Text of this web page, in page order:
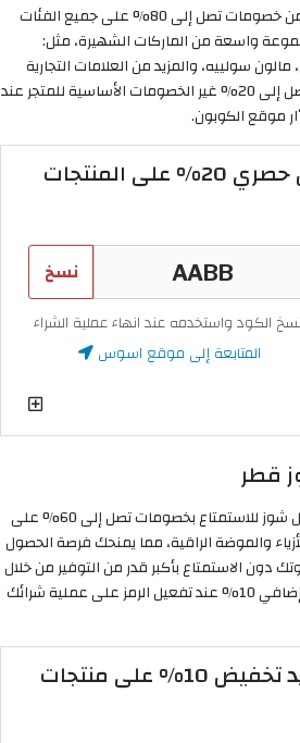
إليك أبرز ما يقدمه متجر اسوس قطر خلال تخفيضات الجمعة البيضاء 2026 من خصومات تصل إلى 80% على جميع الفئات
واسعة من الماركات الشهيرة، مثل:
سولييه، والمزيد من العلامات التجارية
الرائدة في مجال الأزياء، مع فرصة الحصول على خصم إضافي على طلبك يصل إلى 20% غير الخصومات الأساسية للمتجر عند
موقع الكوبون.
كود خصم اسوس 2026: تخفيض حصري 20% على المنتجات
نسخ
الكود واستخدمه عند انهاء عملية الشراء
المتابعة إلى موقع اسوس
يمكنك استغلال الفرصة خلال تخفيضات الجمعة البيضاء 2026 في متجر ليفل شوز للاستمتاع بخصومات تصل إلى 60% على
والموضة الراقية، مما يمنحك فرصة الحصول
دون الاستمتاع بأكبر قدر من التوفير من خلال
" الذي يعطيك خصم إضافي 10% عند تفعيل الرمز على عملية شرائك
كود خصم ليفل شوز 2026 الجديد تخفيض 10% على منتجات